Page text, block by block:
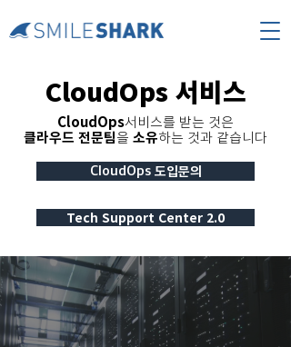
CloudOps 서비스
CloudOps서비스를 받는 것은
클라우드 전문팀을 소유하는 것과 같습니다
CloudOps 도입문의
Tech Support Center 2.0